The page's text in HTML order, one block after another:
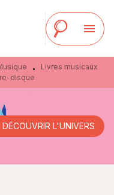
menu
•
Livres musicaux
disque
DÉCOUVRIR L'UNIVERS